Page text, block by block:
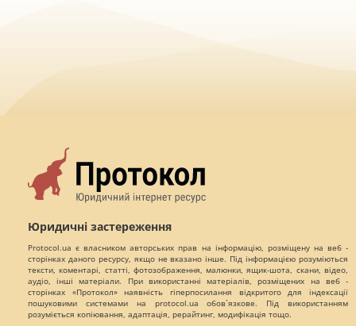
Юридичні застереження
Protocol.ua є власником авторських прав на інформацію, розміщену на веб -
сторінках даного ресурсу, якщо не вказано інше. Під інформацією розуміються
тексти, коментарі, статті, фотозображення, малюнки, ящик-шота, скани, відео,
аудіо, інші матеріали. При використанні матеріалів, розміщених на веб -
сторінках «Протокол» наявність гіперпосилання відкритого для індексації
пошуковими системами на protocol.ua обов`язкове. Під використанням
розуміється копіювання, адаптація, рерайтинг, модифікація тощо.